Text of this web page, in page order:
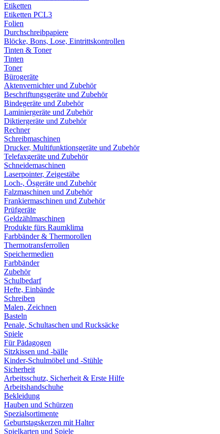
Etiketten
Etiketten PCL3
Folien
Durchschreibpapiere
Blöcke, Bons, Lose, Eintrittskontrollen
Tinten & Toner
Tinten
Toner
Bürogeräte
Aktenvernichter und Zubehör
Beschriftungsgeräte und Zubehör
Bindegeräte und Zubehör
Laminiergeräte und Zubehör
Diktiergeräte und Zubehör
Rechner
Schreibmaschinen
Drucker, Multifunktionsgeräte und Zubehör
Telefaxgeräte und Zubehör
Schneidemaschinen
Laserpointer, Zeigestäbe
Loch-, Ösgeräte und Zubehör
Falzmaschinen und Zubehör
Frankiermaschinen und Zubehör
Prüfgeräte
Geldzählmaschinen
Produkte fürs Raumklima
Farbbänder & Thermorollen
Thermotransferrollen
Speichermedien
Farbbänder
Zubehör
Schulbedarf
Hefte, Einbände
Schreiben
Malen, Zeichnen
Basteln
Penale, Schultaschen und Rucksäcke
Spiele
Für Pädagogen
Sitzkissen und -bälle
Kinder-Schulmöbel und -Stühle
Sicherheit
Arbeitsschutz, Sicherheit & Erste Hilfe
Arbeitshandschuhe
Bekleidung
Hauben und Schürzen
Spezialsortimente
Geburtstagskerzen mit Halter
Spielkarten und Spiele